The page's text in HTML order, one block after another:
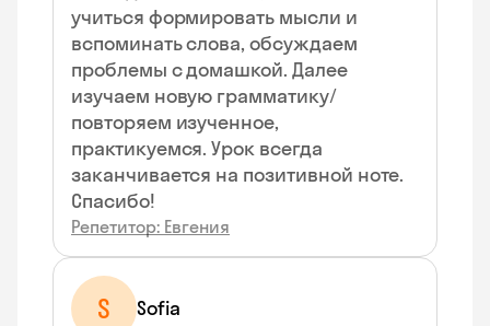
учиться формировать мысли и
вспоминать слова, обсуждаем
проблемы с домашкой. Далее
изучаем новую грамматику/
повторяем изученное,
практикуемся. Урок всегда
заканчивается на позитивной ноте.
Спасибо!
Репетитор: Евгения
S
Sofia